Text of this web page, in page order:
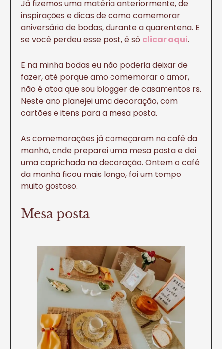
Já fizemos uma matéria anteriormente, de
inspirações e dicas de como comemorar
aniversário de bodas, durante a quarentena. E
se você perdeu esse post, é só clicar aqui.
E na minha bodas eu não poderia deixar de
fazer, até porque amo comemorar o amor,
não é atoa que sou blogger de casamentos rs.
Neste ano planejei uma decoração, com
cartões e itens para a mesa posta.
As comemorações já começaram no café da
manhã, onde preparei uma mesa posta e dei
uma caprichada na decoração. Ontem o café
da manhã ficou mais longo, foi um tempo
muito gostoso.
Mesa posta